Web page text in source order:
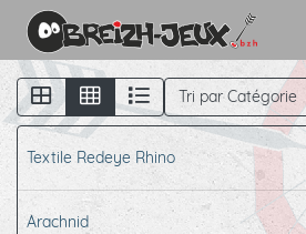
Tri par Catégorie
Textile Redeye Rhino
Arachnid